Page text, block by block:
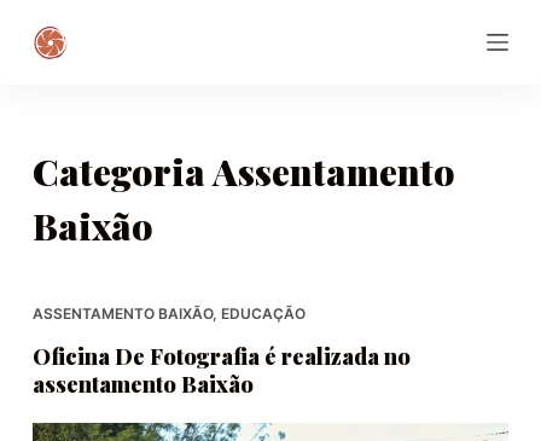
p
a
o
CategoriaAssentamento
Baixão
ASSENTAMENTO BAIXÃO, EDUCAÇÃO
Oficina De Fotografia é realizada no
assentamento Baixão